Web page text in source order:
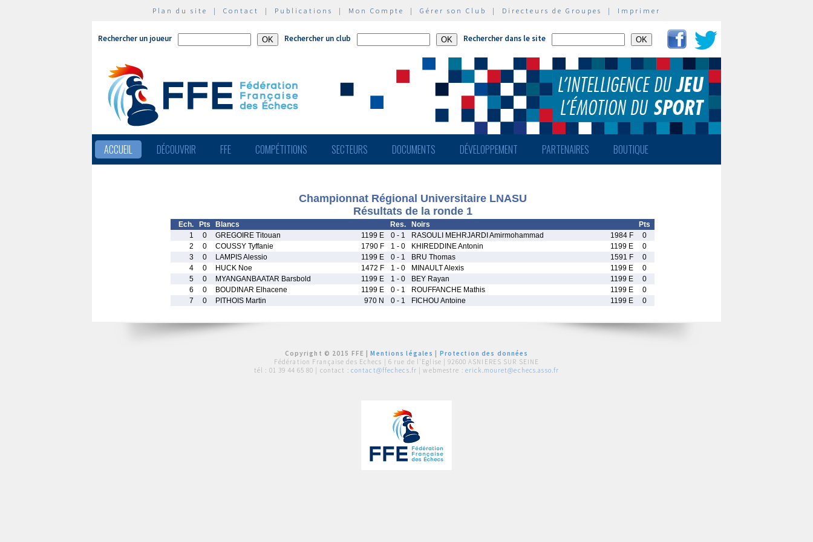
Plan du site | Contact | Publications | Mon Compte | Gérer son Club | Directeurs de Groupes | Imprimer
Rechercher un joueur Rechercher un club Rechercher dans le site
ACCUEIL DÉCOUVRIR FFE COMPÉTITIONS SECTEURS DOCUMENTS DÉVELOPPEMENT PARTENAIRES BOUTIQUE
Championnat Régional Universitaire LNASU
Résultats de la ronde 1
Ech. Pts Blancs Res. Noirs
Pts
1
0 GREGOIRE Titouan 1199 E 0 - 1 RASOULI MEHRJARDI Amirmohammad 1984 F
0
2
0 COUSSY Tyffanie 1790 F 1 - 0 KHIREDDINE Antonin 1199 E
0
3
0 LAMPIS Alessio 1199 E 0 - 1 BRU Thomas 1591 F
0
4
0 HUCK Noe 1472 F 1 - 0 MINAULT Alexis 1199 E
0
5
0 MYANGANBAATAR Barsbold 1199 E 1 - 0 BEY Rayan 1199 E
0
6
0 BOUDINAR Elhacene 1199 E 0 - 1 ROUFFANCHE Mathis 1199 E
0
7
0 PITHOIS Martin 970 N 0 - 1 FICHOU Antoine 1199 E 0
Copyright © 2015 FFE |Mentions légales
Protection des données
Fédération Française des Echecs | 6 rue de l'Eglise | 92600 ASNIERES SUR SEINE
tél : 01 39 44 65 80 | contact : contact@ffechecs.fr | webmestre : erick.mouret@echecs.asso.fr